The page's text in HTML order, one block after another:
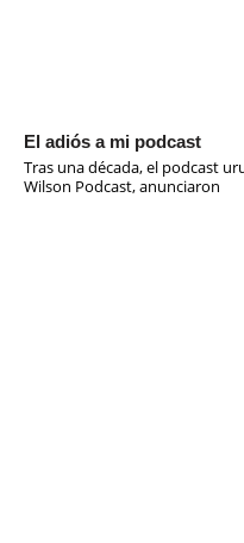
El adiós a mi podcast
Tras una década, el podcast
Wilson Podcast, anunciaron